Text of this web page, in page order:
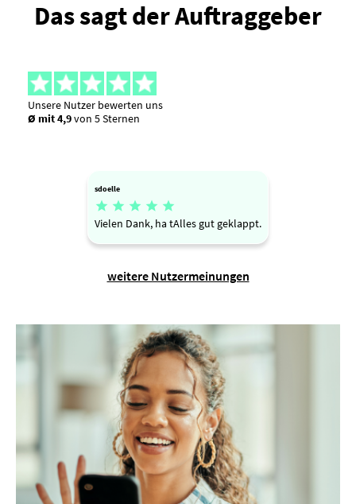
Das sagt der Auftraggeber
Unsere Nutzer bewerten uns
Ø mit 4,9von 5 Sternen
sdoelle
    
Vielen Dank, ha tAlles gut geklappt.
weitere Nutzermeinungen